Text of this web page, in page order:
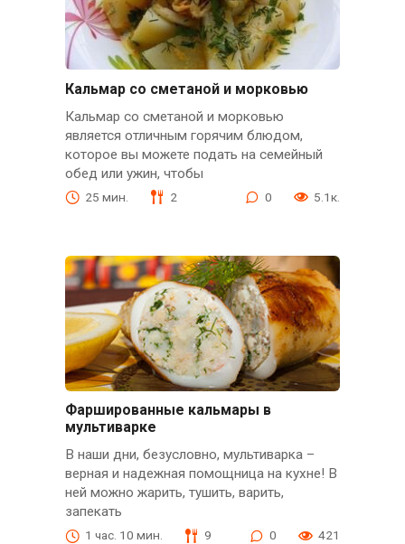
Кальмар со сметаной и морковью
Кальмар со сметаной и морковью
является отличным горячим блюдом,
которое вы можете подать на семейный
обед или ужин, чтобы
25 мин. 2 0 5.1к.
Фаршированные кальмары в
мультиварке
В наши дни, безусловно, мультиварка –
верная и надежная помощница на кухне! В
ней можно жарить, тушить, варить,
запекать
1 час. 10 мин. 9 0 421